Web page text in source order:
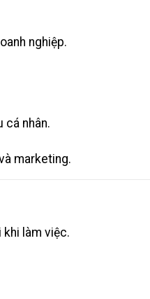
nghiệp.
cá nhân.
marketing.
làm việc.